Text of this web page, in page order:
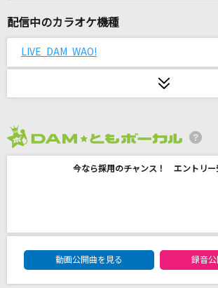
絶頂讃歌
Talk to My Tone
[生音]ひまわりの約束
配信中のカラオケ機種
LIVE DAM WAO!
今なら採用のチャンス！ エントリー
DAM★ともボーカルエントリーラン
動画公開曲を見る
録音公